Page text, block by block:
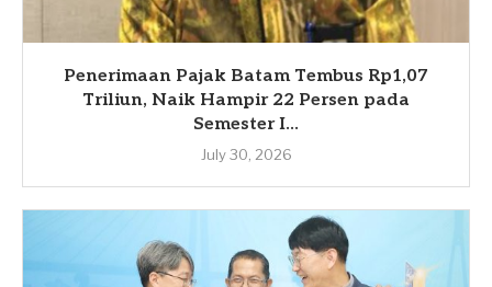
Penerimaan Pajak Batam Tembus Rp1,07
Triliun, Naik Hampir 22 Persen pada
Semester I...
July 30, 2026